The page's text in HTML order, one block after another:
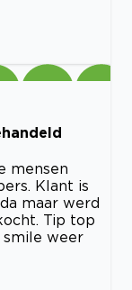
mensen
Klant is
maar werd
Tip top
weer